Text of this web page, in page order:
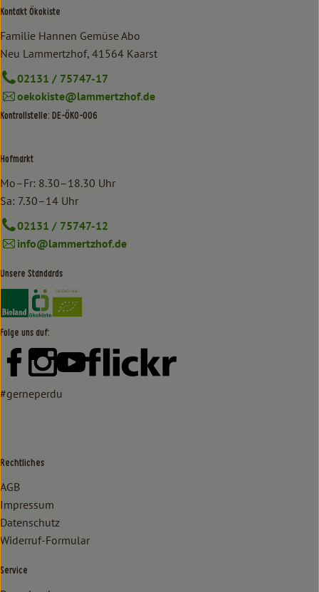
Kontakt Ökokiste
Familie Hannen Gemüse Abo
Neu Lammertzhof, 41564 Kaarst
02131 / 75747-17
oekokiste@lammertzhof.de
Kontrollstelle: DE-ÖKO-006
Hofmarkt
Mo–Fr: 8.30–18.30 Uhr
Sa: 7.30–14 Uhr
02131 / 75747-12
info@lammertzhof.de
Unsere Standards
Externer Link zu https://www.bioland.de/verbraucher
Externer Link zu https://www.oekokiste.de/
Folge uns auf:
Externer Link zu https://www.facebook.com/lammertzhof/
Externer Link zu https://www.instagram.com/
Externer Link zu https://www.youtube.com/
Externer Link zu https://
#gerneperdu
Rechtliches
AGB
Impressum
Datenschutz
Widerruf-Formular
Service